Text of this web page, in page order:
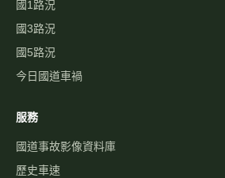
國1路況
國3路況
國5路況
今日國道車禍
服務
國道事故影像資料庫
歷史車速